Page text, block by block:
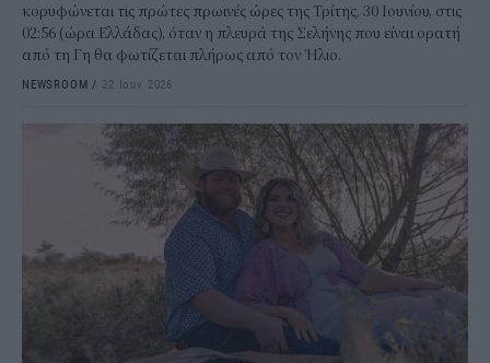
κορυφώνεται τις πρώτες πρωινές ώρες της Τρίτης, 30 Ιουνίου, στις
02:56 (ώρα Ελλάδας), όταν η πλευρά της Σελήνης που είναι ορατή
από τη Γη θα φωτίζεται πλήρως από τον Ήλιο.
NEWSROOM / 22 Ιουν 2026